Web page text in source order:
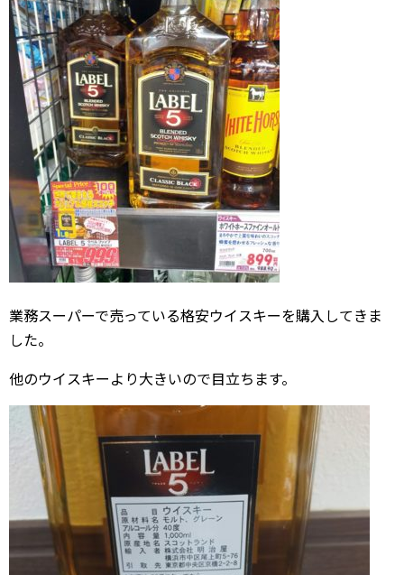
業務スーパーで売っている格安ウイスキーを購入してきま
した。
他のウイスキーより大きいので目立ちます。